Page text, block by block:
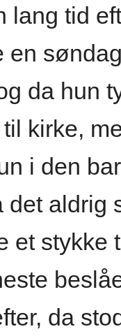
lang tid
en
da hun
til kirke,
i den
det aldrig
et stykke
da